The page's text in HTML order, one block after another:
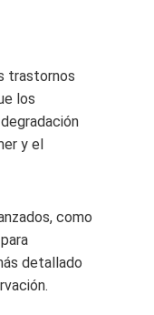
trastornos
los
y el
como
detallado